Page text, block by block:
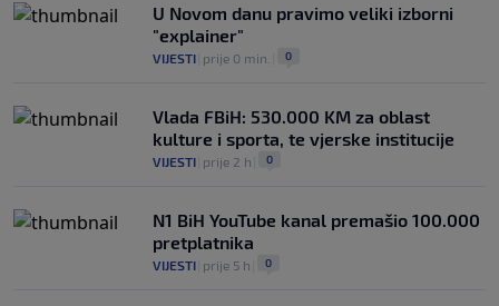
U Novom danu pravimo veliki izborni
"explainer"
VIJESTI prije 0 min. 0
Vlada FBiH: 530.000 KM za oblast
kulture i sporta, te vjerske institucije
VIJESTI prije 2 h 0
N1 BiH YouTube kanal premašio 100.000
pretplatnika
VIJESTI prije 5 h 0